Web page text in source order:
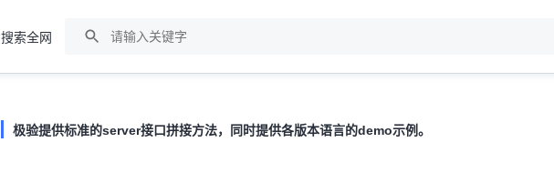
搜索全网
极验提供标准的server接口拼接方法，同时提供各版本语言的demo示例。